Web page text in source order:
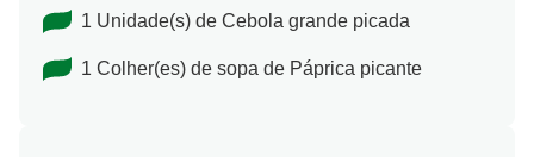
1 Unidade(s) de Cebola grande picada
1 Colher(es) de sopa de Páprica picante